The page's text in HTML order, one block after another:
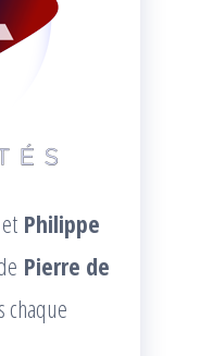
et Philippe
Pierre de
chaque